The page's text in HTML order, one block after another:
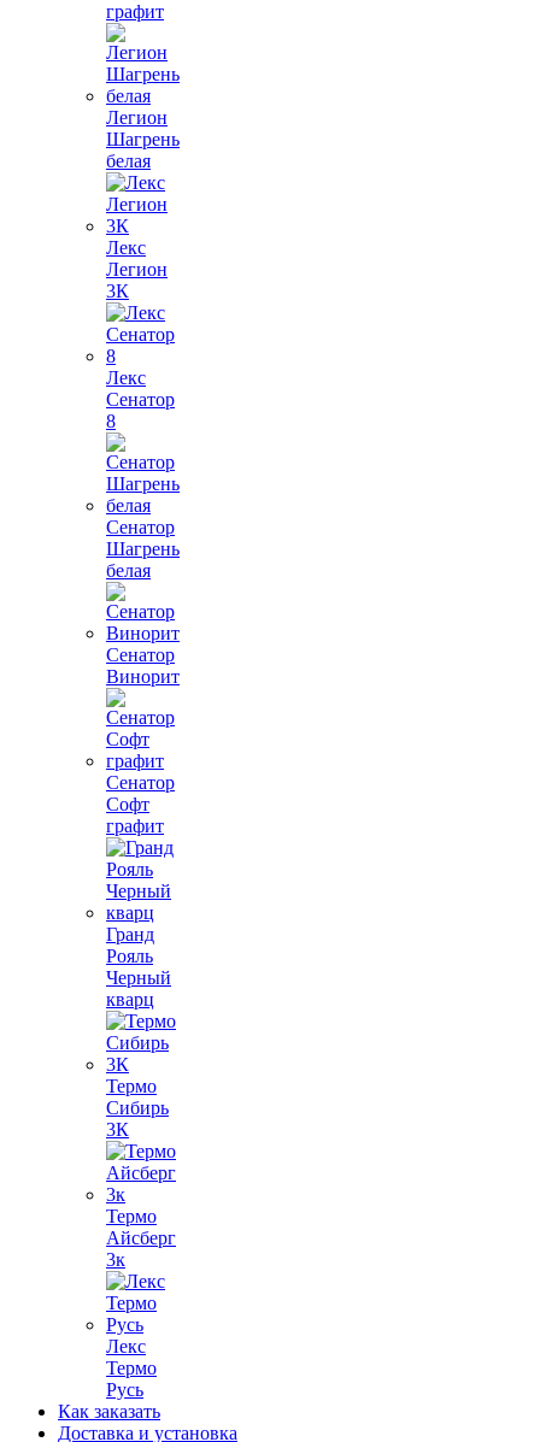
графит
Легион
Шагрень
белая
Лекс
Легион
3К
Лекс
Сенатор
8
Сенатор
Шагрень
белая
Сенатор
Винорит
Сенатор
Софт
графит
Гранд
Рояль
Черный
кварц
Термо
Сибирь
3К
Термо
Айсберг
3к
Лекс
Термо
Русь
Как заказать
Доставка и установка